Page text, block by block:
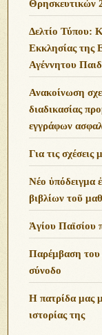
Θρησκευτικών
Δελτίο Τύπου:
Εκκλησίας της
Αγέννητου
Ανακοίνωση
διαδικασίας
εγγράφων
Για τις σχέσεις
Νέο ὑπόδειγμα
βιβλίων τοῦ
Ἁγίου Παϊσίου
Παρέμβαση του
σύνοδο
Η πατρίδα μας
ιστορίας της